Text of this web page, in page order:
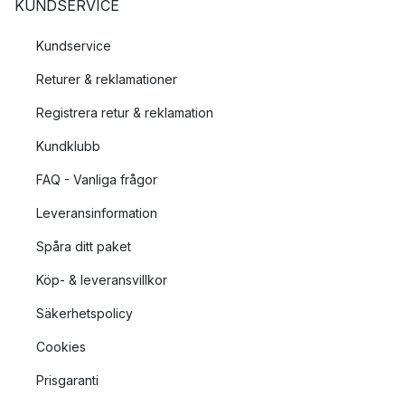
KUNDSERVICE
Kundservice
Returer & reklamationer
Registrera retur & reklamation
Kundklubb
FAQ - Vanliga frågor
Leveransinformation
Spåra ditt paket
Köp- & leveransvillkor
Säkerhetspolicy
Cookies
Prisgaranti